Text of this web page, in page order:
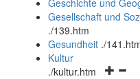
Geschichte und
Gesellschaft und
./139.htm
Gesundheit ./
Kultur
./kultur.htm